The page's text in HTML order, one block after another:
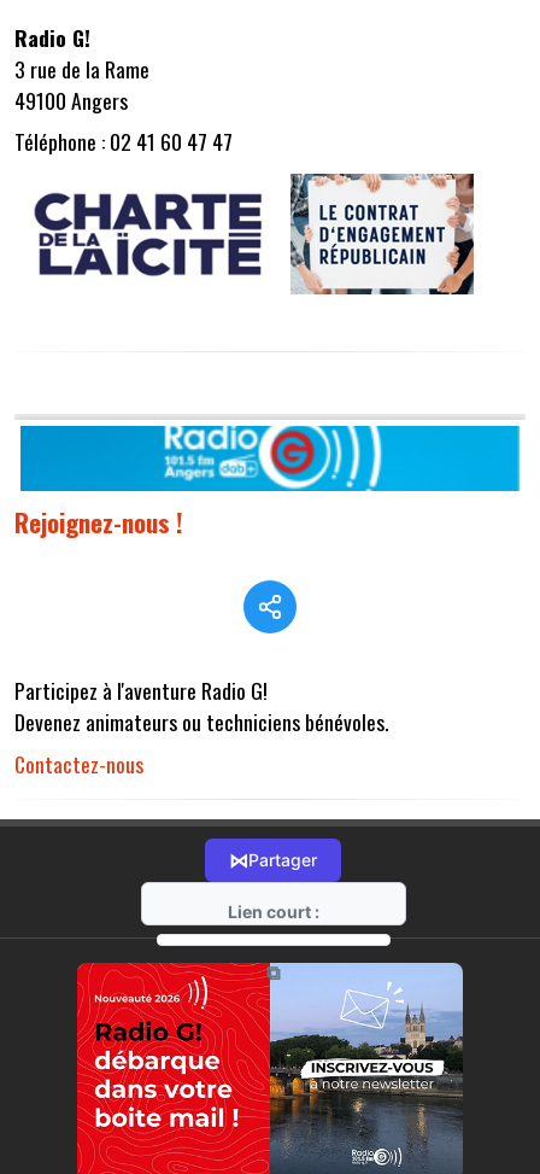
Radio G!
3 rue de la Rame
49100 Angers
Téléphone : 02 41 60 47 47
Rejoignez-nous !
Participez à l'aventure Radio G!
Devenez animateurs ou techniciens bénévoles.
Contactez-nous
⋈Partager
Lien court :
https://radio-g.fr?r32
⧉